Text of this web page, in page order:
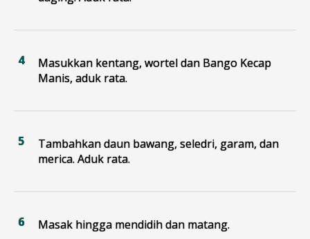
Masukkan kentang, wortel dan Bango Kecap
Manis, aduk rata.
Tambahkan daun bawang, seledri, garam, dan
merica. Aduk rata.
Masak hingga mendidih dan matang.